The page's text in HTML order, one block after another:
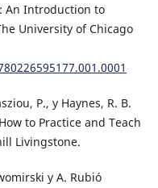
An Introduction to
University of Chicago
P., y Haynes, R. B.
to Practice and Teach
Livingstone.
y A. Rubió